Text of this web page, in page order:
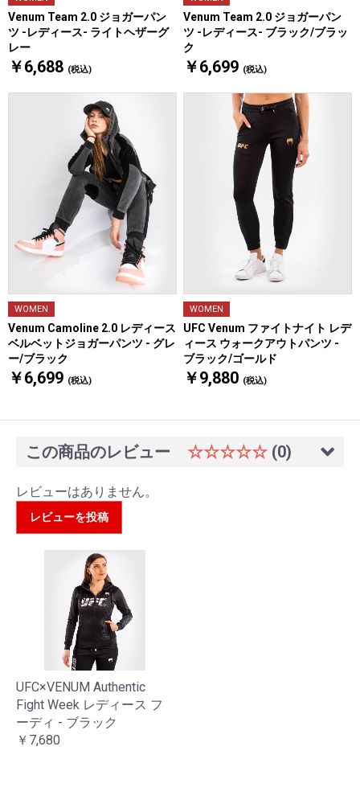
Venum Team 2.0 ジョガーパン
ツ -レディース- ライトヘザーグ
レー
￥6,688 (税込)
Venum Team 2.0 ジョガーパン
ツ -レディース- ブラック/ブラッ
ク
￥6,699 (税込)
WOMEN
Venum Camoline 2.0 レディース
ベルベットジョガーパンツ - グレ
ー/ブラック
￥6,699 (税込)
WOMEN
UFC Venum ファイトナイト レデ
ィース ウォークアウトパンツ -
ブラック/ゴールド
￥9,880 (税込)
この商品のレビュー ☆☆☆☆☆ (0)
レビューはありません。
レビューを投稿
UFC×VENUM Authentic
Fight Week レディース フ
ーディ - ブラック
￥7,680